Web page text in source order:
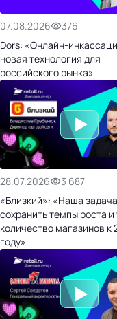
07.08.2026
376
Dors: «Онлайн-
новая технология для
российского рынка»
28.07.2026
3 687
«Близкий»: «Наша
сохранить темпы роста и
количество магазинов к
году»